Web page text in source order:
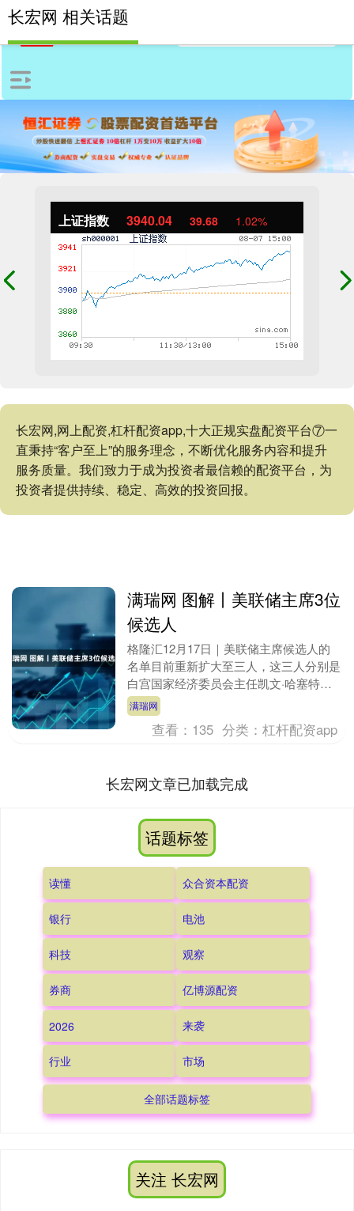
上证指数 3940.04 39.68 1.02%
长宏网,网上配资,杠杆配资app,十大正规实盘配资平台⑦一
直秉持“客户至上”的服务理念，不断优化服务内容和提升
服务质量。我们致力于成为投资者最信赖的配资平台，为
投资者提供持续、稳定、高效的投资回报。
长宏网 相关话题
满瑞网 图解丨美联储主席3位
候选人
格隆汇12月17日｜美联储主席候选人的
名单目前重新扩大至三人，这三人分别是
白宫国家经济委员会主任凯文·哈塞特特
(Kevin Hassett)、美联储理事克里斯托....
满瑞网
查看： 135 分类：杠杆配资app
长宏网文章已加载完成
话题标签
读懂 众合资本配资
银行 电池
科技 观察
券商 亿博源配资
2026 来袭
行业 市场
全部话题标签
关注 长宏网